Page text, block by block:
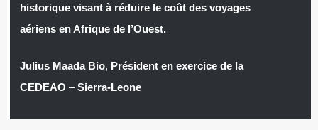
historique visant à réduire le coût des voyages
aériens en Afrique de l’Ouest.
Julius Maada Bio, Président en exercice de la
CEDEAO –Sierra-Leone